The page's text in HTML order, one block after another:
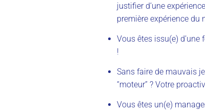
justifier d’une
première expérience du
Vous êtes issu(e) d’une
!
Sans faire de mauvais
“moteur” ? Votre
Vous êtes un(e)